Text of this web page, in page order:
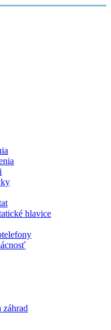
hlavice
záhrad